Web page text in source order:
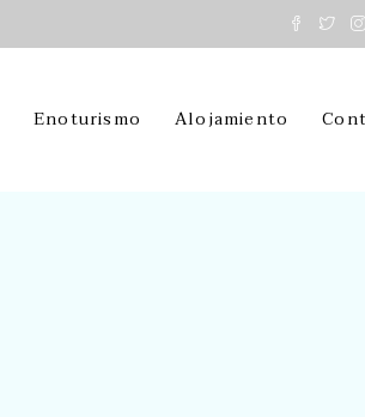
Enoturismo Alojamiento